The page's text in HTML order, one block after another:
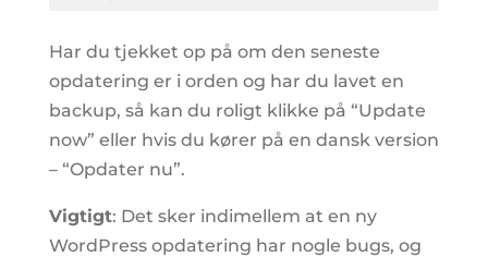
Har du tjekket op på om den seneste
opdatering er i orden og har du lavet en
backup, så kan du roligt klikke på “Update
now” eller hvis du kører på en dansk version
– “Opdater nu”.
Vigtigt: Det sker indimellem at en ny
WordPress opdatering har nogle bugs, og